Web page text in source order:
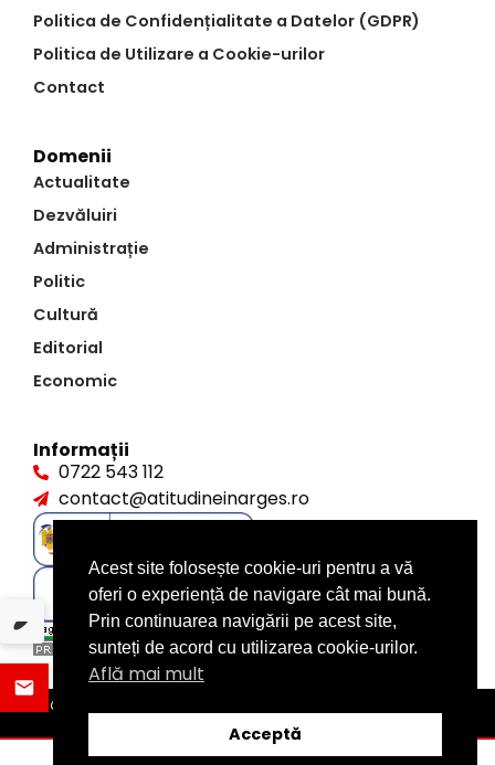
Politica de Confidențialitate a Datelor (GDPR)
Politica de Utilizare a Cookie-urilor
Contact
Domenii
Actualitate
Dezvăluiri
Administrație
Politic
Cultură
Editorial
Economic
Informații
0722 543 112
contact@atitudineinarges.ro
©2026 Atitudine în Argeș. Toate drepturile rezervate
design byXITE.ro
Acest site folosește cookie-uri pentru a vă
oferi o experiență de navigare cât mai bună.
Prin continuarea navigării pe acest site,
sunteți de acord cu utilizarea cookie-urilor.
Află mai mult
Acceptă